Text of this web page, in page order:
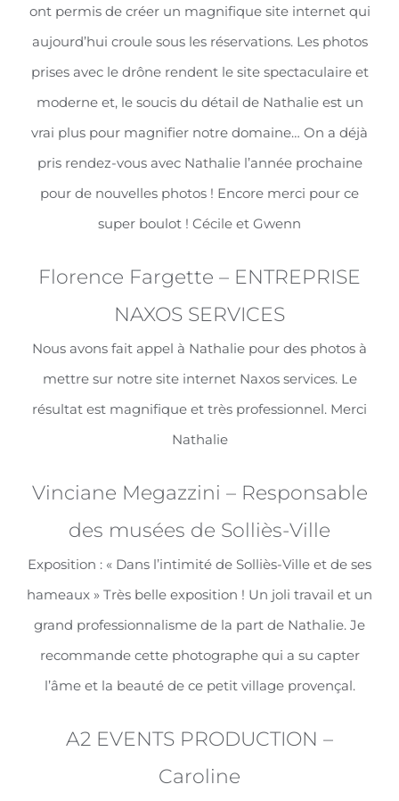
ont permis de créer un magnifique site internet qui
aujourd’hui croule sous les réservations. Les photos
prises avec le drône rendent le site spectaculaire et
moderne et, le soucis du détail de Nathalie est un
vrai plus pour magnifier notre domaine… On a déjà
pris rendez-vous avec Nathalie l’année prochaine
pour de nouvelles photos ! Encore merci pour ce
super boulot ! Cécile et Gwenn
Florence Fargette – ENTREPRISE
NAXOS SERVICES
Nous avons fait appel à Nathalie pour des photos à
mettre sur notre site internet Naxos services. Le
résultat est magnifique et très professionnel. Merci
Nathalie
Vinciane Megazzini – Responsable
des musées de Solliès-Ville
Exposition : « Dans l’intimité de Solliès-Ville et de ses
hameaux » Très belle exposition ! Un joli travail et un
grand professionnalisme de la part de Nathalie. Je
recommande cette photographe qui a su capter
l’âme et la beauté de ce petit village provençal.
A2 EVENTS PRODUCTION –
Caroline